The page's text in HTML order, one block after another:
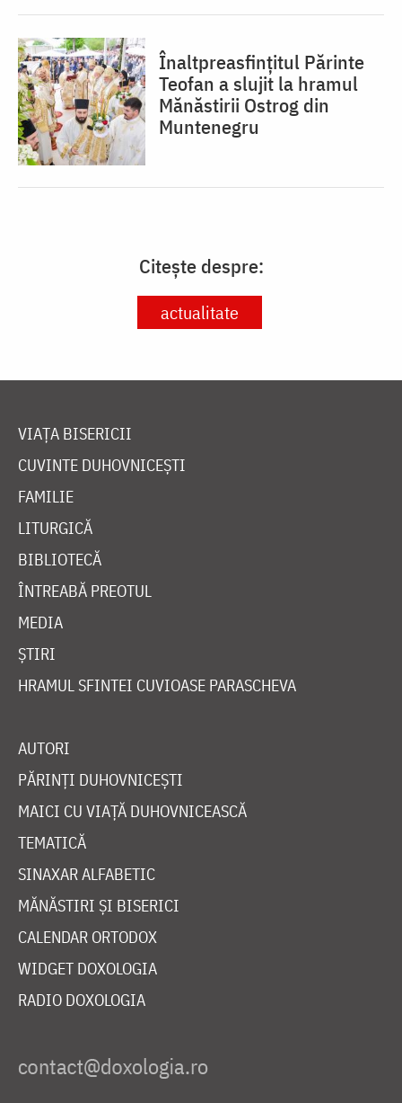
Înaltpreasfințitul Părinte
Teofan a slujit la hramul
Mănăstirii Ostrog din
Muntenegru
Citește despre:
actualitate
VIAȚA BISERICII
CUVINTE DUHOVNICEȘTI
FAMILIE
LITURGICĂ
BIBLIOTECĂ
ÎNTREABĂ PREOTUL
MEDIA
ȘTIRI
HRAMUL SFINTEI CUVIOASE PARASCHEVA
AUTORI
PĂRINȚI DUHOVNICEȘTI
MAICI CU VIAȚĂ DUHOVNICEASCĂ
TEMATICĂ
SINAXAR ALFABETIC
MĂNĂSTIRI ȘI BISERICI
CALENDAR ORTODOX
WIDGET DOXOLOGIA
RADIO DOXOLOGIA